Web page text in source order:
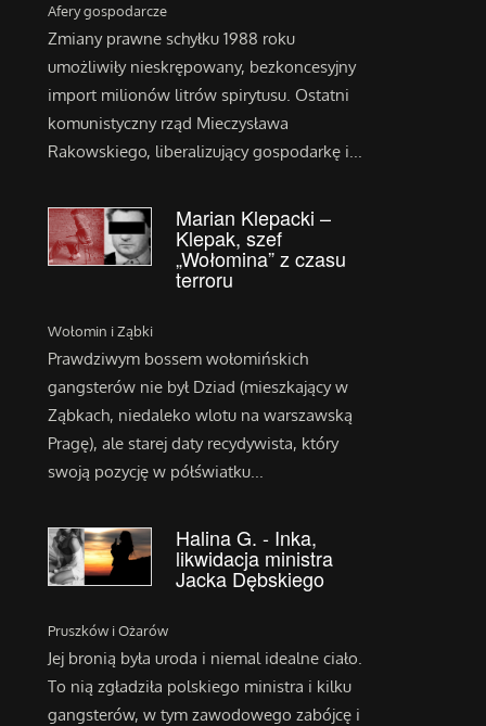
Afery gospodarcze
Zmiany prawne schyłku 1988 roku
umożliwiły nieskrępowany, bezkoncesyjny
import milionów litrów spirytusu. Ostatni
komunistyczny rząd Mieczysława
Rakowskiego, liberalizujący gospodarkę i...
Marian Klepacki –
Klepak, szef
„Wołomina” z czasu
terroru
Wołomin i Ząbki
Prawdziwym bossem wołomińskich
gangsterów nie był Dziad (mieszkający w
Ząbkach, niedaleko wlotu na warszawską
Pragę), ale starej daty recydywista, który
swoją pozycję w półświatku...
Halina G. - Inka,
likwidacja ministra
Jacka Dębskiego
Pruszków i Ożarów
Jej bronią była uroda i niemal idealne ciało.
To nią zgładziła polskiego ministra i kilku
gangsterów, w tym zawodowego zabójcę i